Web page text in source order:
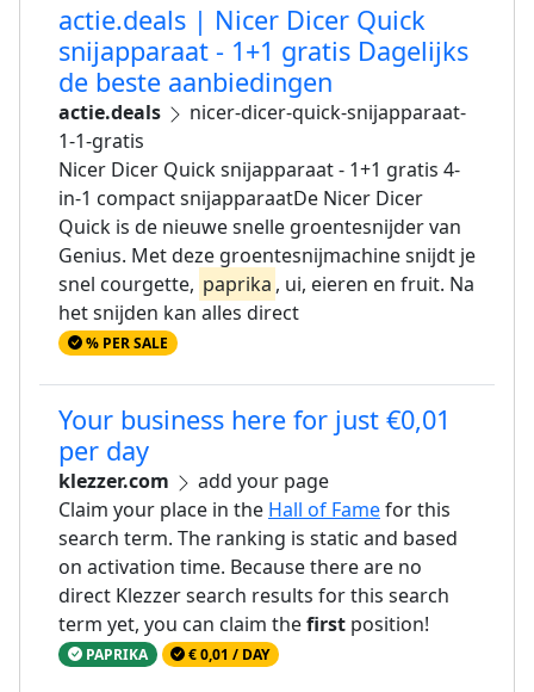
actie.deals | Nicer Dicer Quick
snijapparaat - 1+1 gratis Dagelijks
de beste aanbiedingen
actie.deals
nicer-dicer-quick-snijapparaat-
1-1-gratis
Nicer Dicer Quick snijapparaat - 1+1 gratis 4-
in-1 compact snijapparaatDe Nicer Dicer
Quick is de nieuwe snelle groentesnijder van
Genius. Met deze groentesnijmachine snijdt je
snel courgette, paprika , ui, eieren en fruit. Na
het snijden kan alles direct
% PER SALE
Your business here for just €0,01
per day
klezzer.com
add your page
Claim your place in the Hall of Famefor this
search term. The ranking is static and based
on activation time. Because there are no
direct Klezzer search results for this search
term yet, you can claim thefirst position!
PAPRIKA € 0,01 / DAY